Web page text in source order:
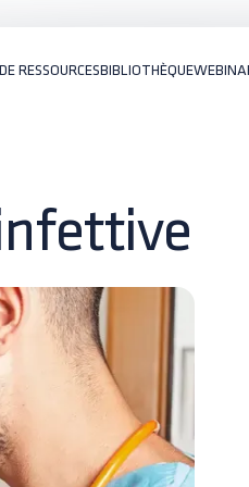
RESSOURCESBIBLIOTHÈQUE